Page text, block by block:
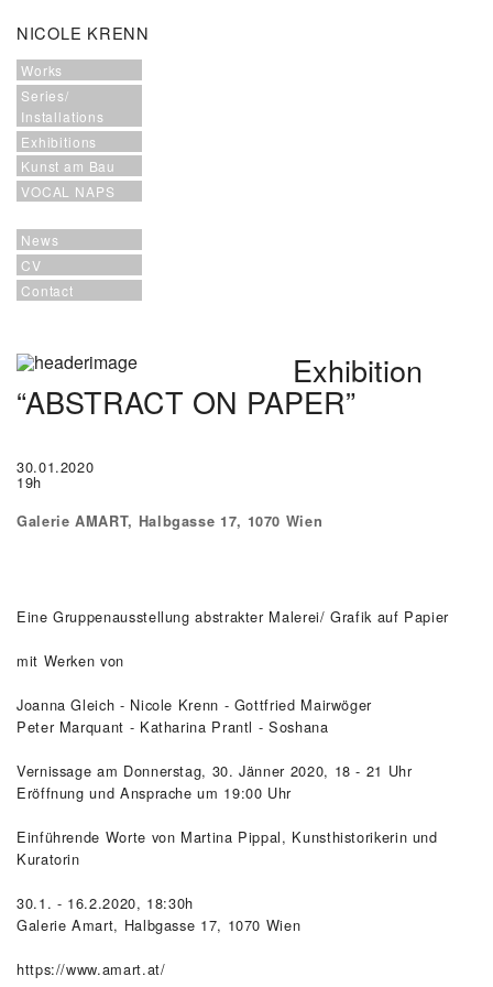
NICOLE KRENN
Works
Series/
Installations
Exhibitions
Kunst am Bau
VOCAL NAPS
News
CV
Contact
Exhibition
“ABSTRACT ON PAPER”
30.01.2020
19h
Galerie AMART, Halbgasse 17, 1070 Wien
Eine Gruppenausstellung abstrakter Malerei/ Grafik auf Papier
mit Werken von
Joanna Gleich - Nicole Krenn - Gottfried Mairwöger
Peter Marquant - Katharina Prantl - Soshana
Vernissage am Donnerstag, 30. Jänner 2020, 18 - 21 Uhr
Eröffnung und Ansprache um 19:00 Uhr
Einführende Worte von Martina Pippal, Kunsthistorikerin und
Kuratorin
30.1. - 16.2.2020, 18:30h
Galerie Amart, Halbgasse 17, 1070 Wien
https://www.amart.at/